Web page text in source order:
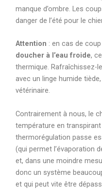
manque d’ombre. Les
danger de l’été pour le
Attention : en cas de
doucher à l’eau froide,
thermique. Rafraîchissez-
avec un linge humide
vétérinaire.
Contrairement à nous, le
température en transpirant
thermorégulation passe
(qui permet l’évaporation
et, dans une moindre
donc un système
et qui peut vite être